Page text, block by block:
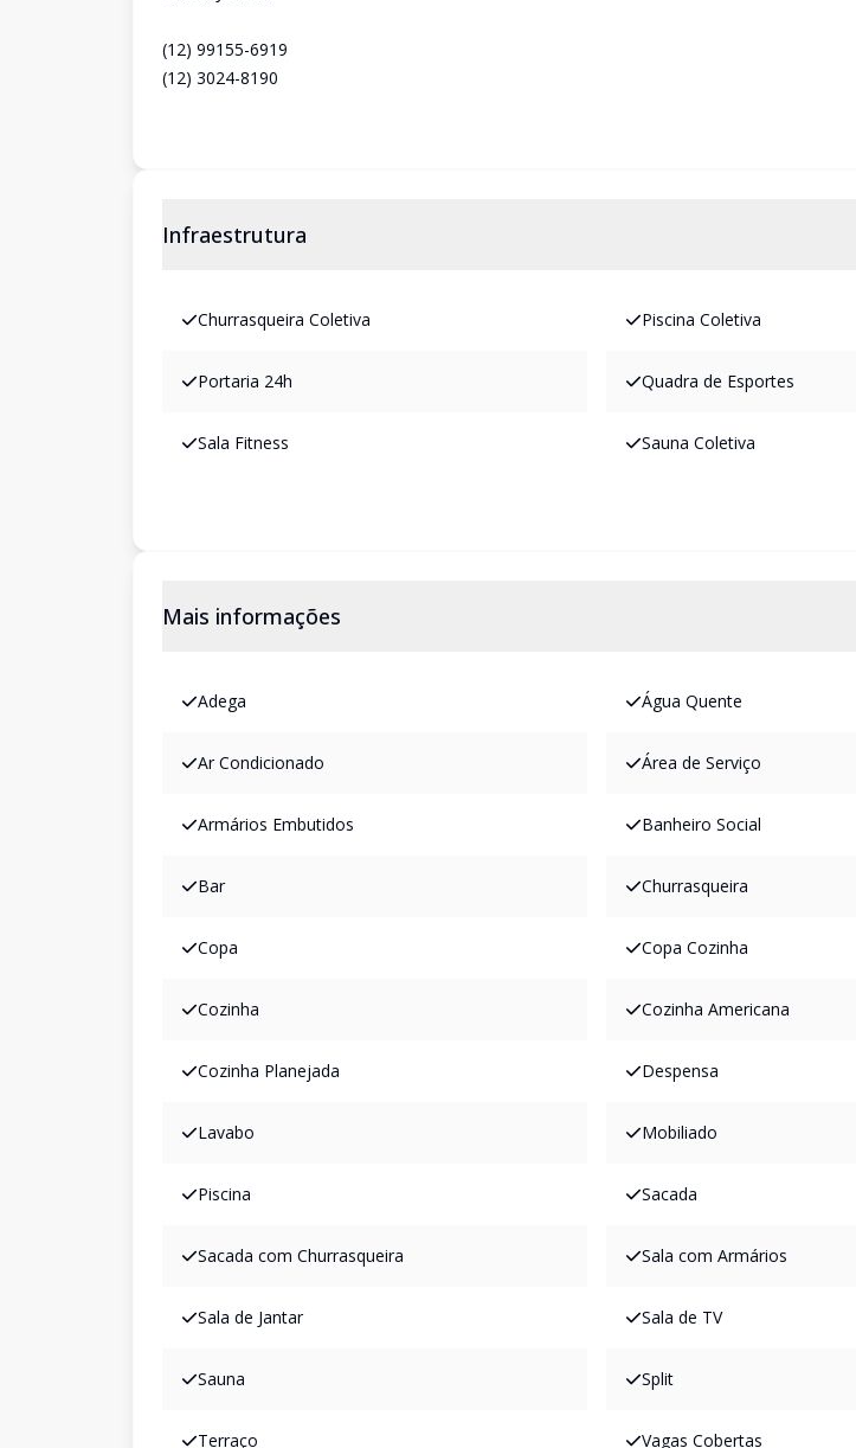
(12) 99155-6919
(12) 3024-8190
Infraestrutura
Churrasqueira Coletiva Piscina Coletiva
Portaria 24h Quadra de Esportes
Sala Fitness Sauna Coletiva
Mais informações
Adega Água Quente
Ar Condicionado Área de Serviço
Armários Embutidos Banheiro Social
Bar Churrasqueira
Copa Copa Cozinha
Cozinha Cozinha Americana
Cozinha Planejada Despensa
Lavabo Mobiliado
Piscina Sacada
Sacada com Churrasqueira Sala com Armários
Sala de Jantar Sala de TV
Sauna Split
Terraço Vagas Cobertas